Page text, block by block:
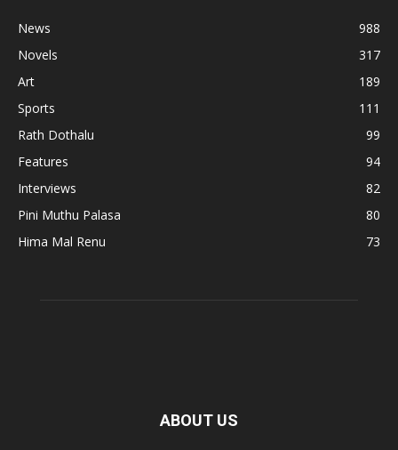
News
988
Novels
317
Art
189
Sports
111
Rath Dothalu
99
Features
94
Interviews
82
Pini Muthu Palasa
80
Hima Mal Renu
73
ABOUT US